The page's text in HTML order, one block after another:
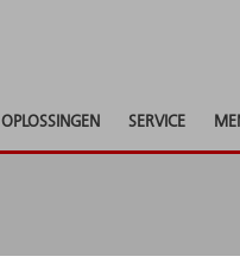
OPLOSSINGEN SERVICE